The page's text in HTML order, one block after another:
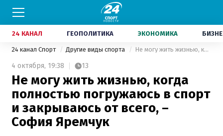
24 КАНАЛ ГЕОПОЛИТИКА ЭКОНОМИКА
24 канал Спорт Другие виды спорта Не могу жить жизнью, когда полностью погружаюсь в спорт и закрываюсь от всего, – София Яремчук
4 октября, 19:38 13
Не могу жить жизнью, когда
полностью погружаюсь в спорт
и закрываюсь от всего, –
София Яремчук